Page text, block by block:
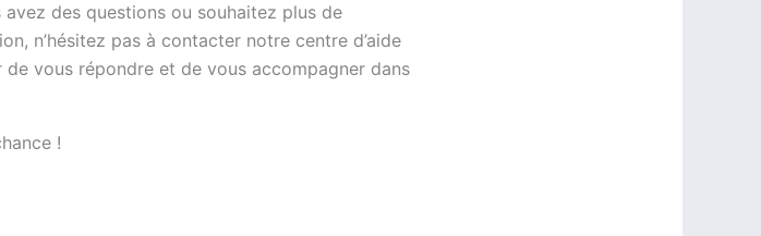
des questions ou souhaitez plus de
n’hésitez pas à contacter notre centre d’aide
de vous répondre et de vous accompagner dans
!